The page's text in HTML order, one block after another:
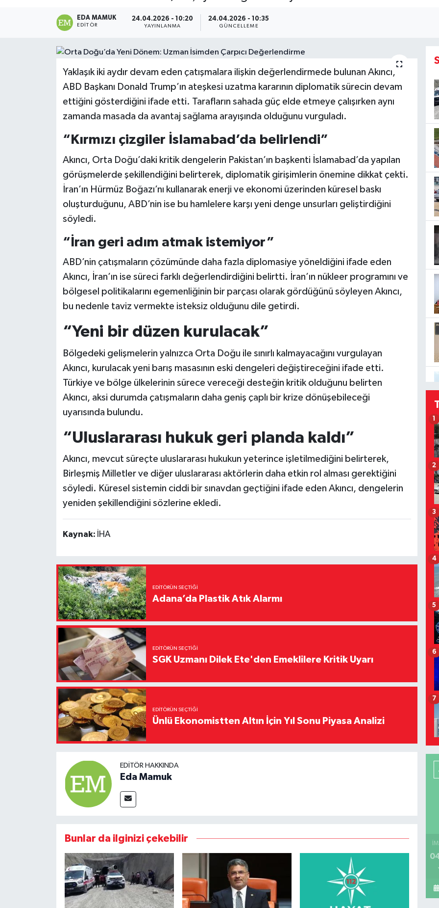
EDA MAMUK
EDITÖR
24.04.2026 - 10:20
YAYINLANMA
24.04.2026 - 10:35
GÜNCELLEME
Yaklaşık iki aydır devam eden çatışmalara ilişkin değerlendirmede bulunan Akıncı,
ABD Başkanı Donald Trump’ın ateşkesi uzatma kararının diplomatik sürecin devam
ettiğini gösterdiğini ifade etti. Tarafların sahada güç elde etmeye çalışırken aynı
zamanda masada da avantaj sağlama arayışında olduğunu vurguladı.
“Kırmızı çizgiler İslamabad’da belirlendi”
Akıncı, Orta Doğu’daki kritik dengelerin Pakistan’ın başkenti İslamabad’da yapılan
görüşmelerde şekillendiğini belirterek, diplomatik girişimlerin önemine dikkat çekti.
İran’ın Hürmüz Boğazı’nı kullanarak enerji ve ekonomi üzerinden küresel baskı
oluşturduğunu, ABD’nin ise bu hamlelere karşı yeni denge unsurları geliştirdiğini
söyledi.
“İran geri adım atmak istemiyor”
ABD’nin çatışmaların çözümünde daha fazla diplomasiye yöneldiğini ifade eden
Akıncı, İran’ın ise süreci farklı değerlendirdiğini belirtti. İran’ın nükleer programını ve
bölgesel politikalarını egemenliğinin bir parçası olarak gördüğünü söyleyen Akıncı,
bu nedenle taviz vermekte isteksiz olduğunu dile getirdi.
“Yeni bir düzen kurulacak”
Bölgedeki gelişmelerin yalnızca Orta Doğu ile sınırlı kalmayacağını vurgulayan
Akıncı, kurulacak yeni barış masasının eski dengeleri değiştireceğini ifade etti.
Türkiye ve bölge ülkelerinin sürece vereceği desteğin kritik olduğunu belirten
Akıncı, aksi durumda çatışmaların daha geniş çaplı bir krize dönüşebileceği
uyarısında bulundu.
“Uluslararası hukuk geri planda kaldı”
Akıncı, mevcut süreçte uluslararası hukukun yeterince işletilmediğini belirterek,
Birleşmiş Milletler ve diğer uluslararası aktörlerin daha etkin rol alması gerektiğini
söyledi. Küresel sistemin ciddi bir sınavdan geçtiğini ifade eden Akıncı, dengelerin
yeniden şekillendiğini sözlerine ekledi.
Kaynak: İHA
EDITÖRÜN SEÇTIĞI
Adana’da Plastik Atık Alarmı
EDITÖRÜN SEÇTIĞI
SGK Uzmanı Dilek Ete'den Emeklilere Kritik Uyarı
EDITÖRÜN SEÇTIĞI
Ünlü Ekonomistten Altın İçin Yıl Sonu Piyasa Analizi
EDITÖR HAKKINDA
Eda Mamuk
Bunlar da ilginizi çekebilir
1
2
3
4
5
6
7
Magazin
Resmi İlanlar
Yerel Yönetimler